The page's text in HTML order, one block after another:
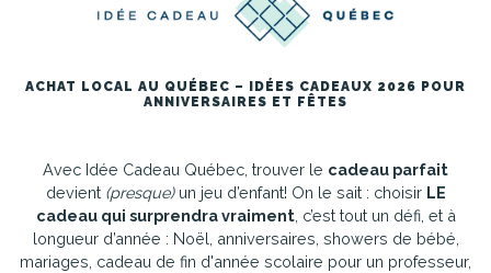
ACHAT LOCAL AU QUÉBEC – IDÉES CADEAUX 2026 POUR
ANNIVERSAIRES ET FÊTES
Avec Idée Cadeau Québec, trouver le cadeau parfait
devient (presque)un jeu d’enfant! On le sait : choisir LE
cadeau qui surprendra vraiment, c’est tout un défi, et à
longueur d’année : Noël, anniversaires, showers de bébé,
mariages, cadeau de fin d'année scolaire pour un professeur,